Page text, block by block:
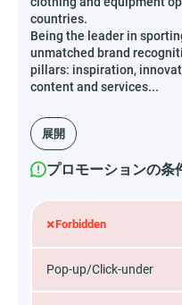
countries.
Being the leader in
unmatched brand
pillars: inspiration,
content and services...
展開
プロモーションの条
×Forbidden
Pop-up/Click-under